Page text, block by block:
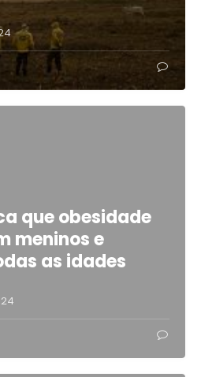
que obesidade
meninos e
as idades